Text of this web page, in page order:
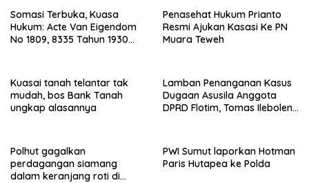
Somasi Terbuka, Kuasa
Hukum: Acte Van Eigendom
No 1809, 8335 Tahun 1930
Saamah
Penasehat Hukum Prianto
Resmi Ajukan Kasasi Ke PN
Muara Teweh
Kuasai tanah telantar tak
mudah, bos Bank Tanah
ungkap alasannya
Lamban Penanganan Kasus
Dugaan Asusila Anggota
DPRD Flotim, Tomas Ileboleng
Polhut gagalkan
perdagangan siamang
dalam keranjang roti di
PWI Sumut laporkan Hotman
Paris Hutapea ke Polda